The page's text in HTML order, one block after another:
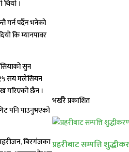
।
गर्न पर्दैन भनेको
कि म्यानपावर
सुन
सय मलेसियन
गरिएको छैन ।
पनि पाउनुभएको
बिरगंजका
भर्खरै प्रकाशित
प्रहरीबाट सम्पत्ति